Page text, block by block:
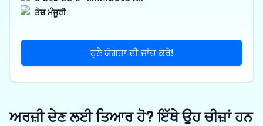
ਤੇਜ਼ ਮੰਜੂਰੀ
ਹੁਣੇ ਯੋਗਤਾ ਦੀ ਜਾਂਚ ਕਰੋ!
ਅਰਜ਼ੀ ਦੇਣ ਲਈ ਤਿਆਰ ਹੋ? ਇੱਥੇ ਉਹ ਚੀਜ਼ਾਂ ਹਨ